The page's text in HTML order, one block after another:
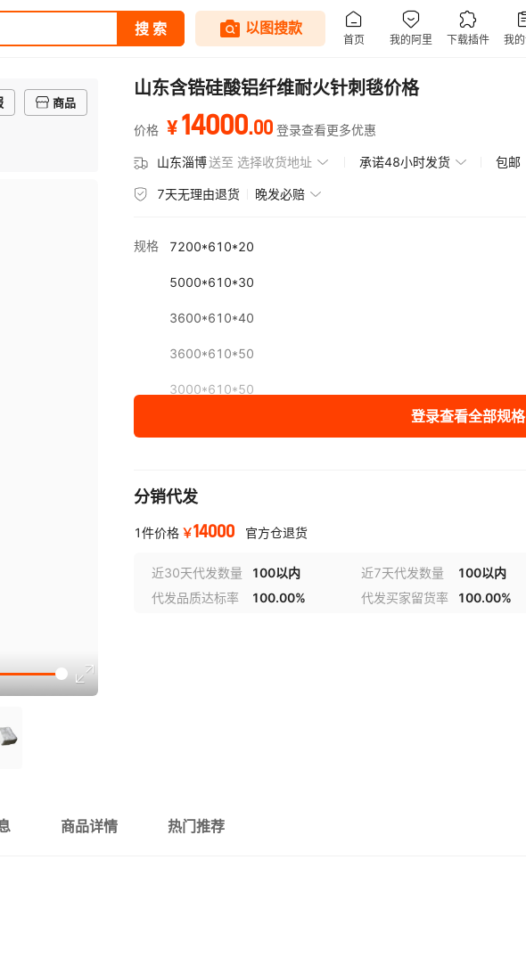
商品
山东含锆硅酸铝纤维耐火针刺毯价格
价格 ¥14000.00 登录查看更多优惠
山东淄博送至 选择收货地址 承诺48小时发货 包邮
7天无理由退货 晚发必赔
规格 7200*610*20
5000*610*30
3600*610*40
3600*610*50
3000*610*50
登录查看全部规格
分销代发
1件价格 ￥14000 官方仓退货
近30天代发数量 100以内 近7天代发数量 100以内
代发品质达标率
100.00% 代发买家留货率 100.00%
商品详情 热门推荐